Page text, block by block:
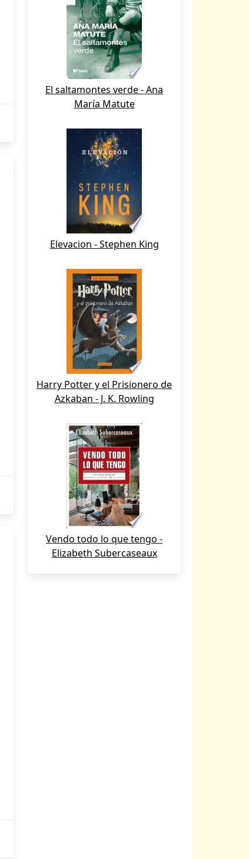
El saltamontes verde - Ana
María Matute
Elevacion - Stephen King
Harry Potter y el Prisionero de
Azkaban - J. K. Rowling
Vendo todo lo que tengo -
Elizabeth Subercaseaux